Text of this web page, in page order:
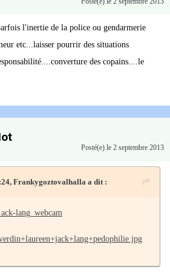
l'inertie de la police ou gendarmerie
etc...laisser pourrir des situations
des copains....le
Posté(e) le 2 septembre 2013
Frankygoztovalhalla a dit :
lang_webcam